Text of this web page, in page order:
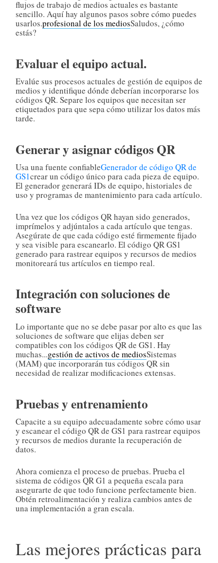
flujos de trabajo de medios actuales es bastante
sencillo. Aquí hay algunos pasos sobre cómo puedes
usarlos.profesional de los mediosSaludos, ¿cómo
estás?
Evaluar el equipo actual.
Evalúe sus procesos actuales de gestión de equipos de
medios y identifique dónde deberían incorporarse los
códigos QR. Separe los equipos que necesitan ser
etiquetados para que sepa cómo utilizar los datos más
tarde.
Generar y asignar códigos QR
Usa una fuente confiableGenerador de código QR de
GS1crear un código único para cada pieza de equipo.
El generador generará IDs de equipo, historiales de
uso y programas de mantenimiento para cada artículo.
Una vez que los códigos QR hayan sido generados,
imprímelos y adjúntalos a cada artículo que tengas.
Asegúrate de que cada código esté firmemente fijado
y sea visible para escanearlo. El código QR GS1
generado para rastrear equipos y recursos de medios
monitoreará tus artículos en tiempo real.
Integración con soluciones de
software
Lo importante que no se debe pasar por alto es que las
soluciones de software que elijas deben ser
compatibles con los códigos QR de GS1. Hay
muchas...gestión de activos de mediosSistemas
(MAM) que incorporarán tus códigos QR sin
necesidad de realizar modificaciones extensas.
Pruebas y entrenamiento
Capacite a su equipo adecuadamente sobre cómo usar
y escanear el código QR de GS1 para rastrear equipos
y recursos de medios durante la recuperación de
datos.
Ahora comienza el proceso de pruebas. Prueba el
sistema de códigos QR G1 a pequeña escala para
asegurarte de que todo funcione perfectamente bien.
Obtén retroalimentación y realiza cambios antes de
una implementación a gran escala.
Las mejores prácticas para